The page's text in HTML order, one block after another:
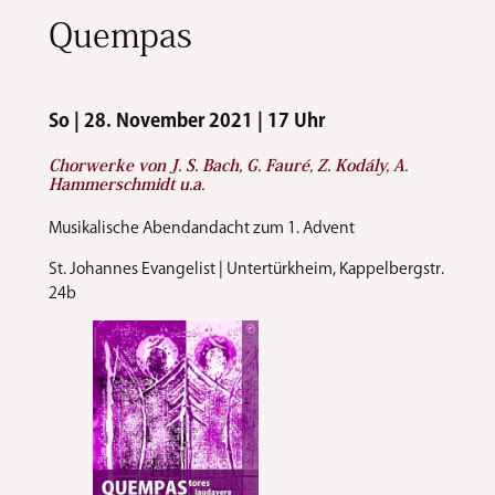
Quempas
So | 28. November 2021 | 17 Uhr
Chorwerke von J. S. Bach, G. Fauré, Z. Kodály, A.
Hammerschmidt u.a.
Musikalische Abendandacht zum 1. Advent
St. Johannes Evangelist | Untertürkheim, Kappelbergstr.
24b